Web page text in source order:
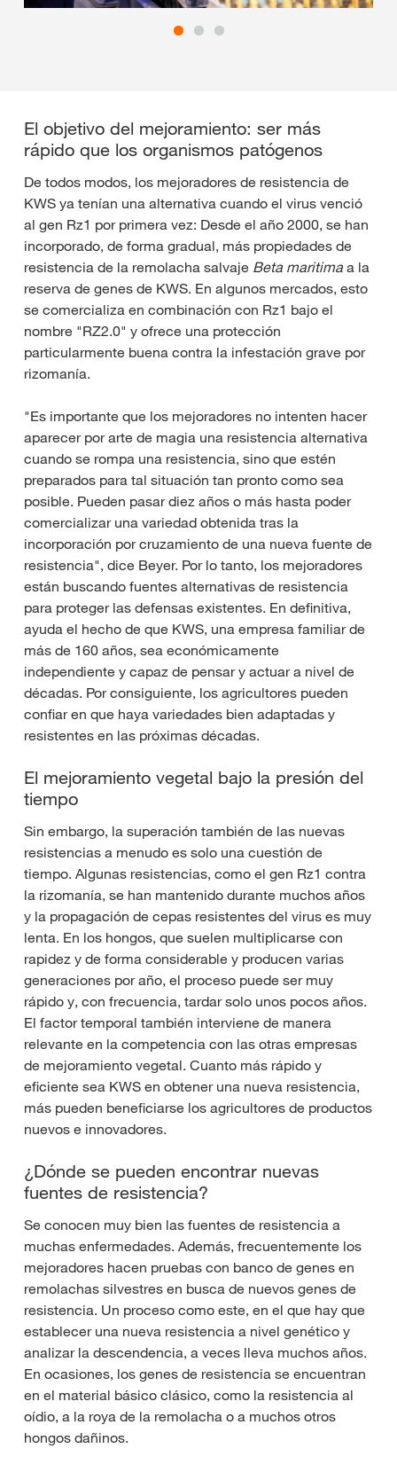
El objetivo del mejoramiento: ser más
rápido que los organismos patógenos
De todos modos, los mejoradores de resistencia de
KWS ya tenían una alternativa cuando el virus venció
al gen Rz1 por primera vez: Desde el año 2000, se han
incorporado, de forma gradual, más propiedades de
resistencia de la remolacha salvaje Beta maritima a la
reserva de genes de KWS. En algunos mercados, esto
se comercializa en combinación con Rz1 bajo el
nombre "RZ2.0" y ofrece una protección
particularmente buena contra la infestación grave por
rizomanía.
"Es importante que los mejoradores no intenten hacer
aparecer por arte de magia una resistencia alternativa
cuando se rompa una resistencia, sino que estén
preparados para tal situación tan pronto como sea
posible. Pueden pasar diez años o más hasta poder
comercializar una variedad obtenida tras la
incorporación por cruzamiento de una nueva fuente de
resistencia", dice Beyer. Por lo tanto, los mejoradores
están buscando fuentes alternativas de resistencia
para proteger las defensas existentes. En definitiva,
ayuda el hecho de que KWS, una empresa familiar de
más de 160 años, sea económicamente
independiente y capaz de pensar y actuar a nivel de
décadas. Por consiguiente, los agricultores pueden
confiar en que haya variedades bien adaptadas y
resistentes en las próximas décadas.
El mejoramiento vegetal bajo la presión del
tiempo
Sin embargo, la superación también de las nuevas
resistencias a menudo es solo una cuestión de
tiempo. Algunas resistencias, como el gen Rz1 contra
la rizomanía, se han mantenido durante muchos años
y la propagación de cepas resistentes del virus es muy
lenta. En los hongos, que suelen multiplicarse con
rapidez y de forma considerable y producen varias
generaciones por año, el proceso puede ser muy
rápido y, con frecuencia, tardar solo unos pocos años.
El factor temporal también interviene de manera
relevante en la competencia con las otras empresas
de mejoramiento vegetal. Cuanto más rápido y
eficiente sea KWS en obtener una nueva resistencia,
más pueden beneficiarse los agricultores de productos
nuevos e innovadores.
¿Dónde se pueden encontrar nuevas
fuentes de resistencia?
Se conocen muy bien las fuentes de resistencia a
muchas enfermedades. Además, frecuentemente los
mejoradores hacen pruebas con banco de genes en
remolachas silvestres en busca de nuevos genes de
resistencia. Un proceso como este, en el que hay que
establecer una nueva resistencia a nivel genético y
analizar la descendencia, a veces lleva muchos años.
En ocasiones, los genes de resistencia se encuentran
en el material básico clásico, como la resistencia al
oídio, a la roya de la remolacha o a muchos otros
hongos dañinos.